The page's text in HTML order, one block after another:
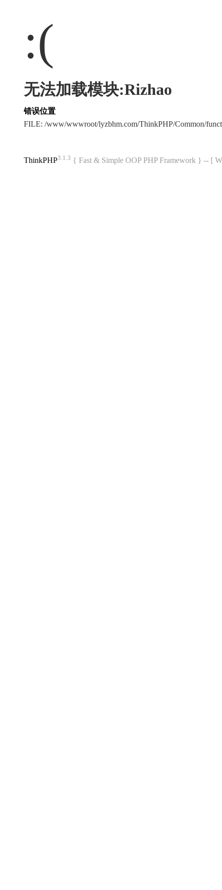
:(
无法加载模块:Rizhao
错误位置
FILE: /www/wwwroot/lyzbhm.com/ThinkPHP/Common/
ThinkPHP3.1.3 { Fast & Simple OOP PHP Framework } -- [